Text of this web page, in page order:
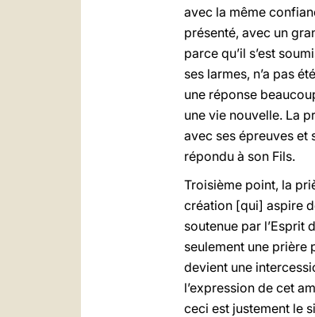
avec la même
présenté, avec un
parce qu’il s’est
ses larmes, n’a pas
une réponse
une vie nouvelle. La
avec ses épreuves et
répondu à son Fils.
Troisième point, la
création [qui] aspire
soutenue par l’Esprit
seulement une prière
devient une
l’expression de cet
ceci est justement le